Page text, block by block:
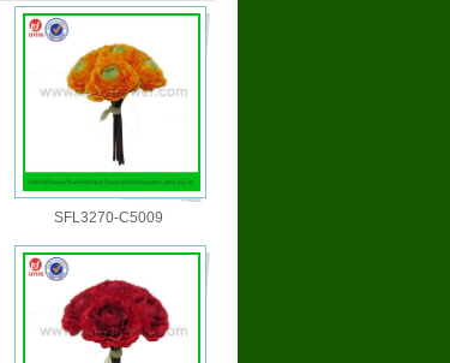
SFL3270-C5009